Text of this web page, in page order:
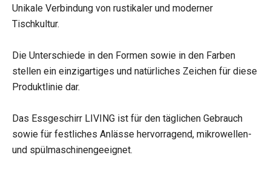
Unikale Verbindung von rustikaler und moderner
Tischkultur.
Die Unterschiede in den Formen sowie in den Farben
stellen ein einzigartiges und natürliches Zeichen für diese
Produktlinie dar.
Das Essgeschirr LIVING ist für den täglichen Gebrauch
sowie für festliches Anlässe hervorragend, mikrowellen-
und spülmaschinengeeignet.